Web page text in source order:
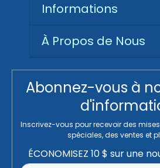
Informations
À Propos de Nous
Abonnez-vous à
Inscrivez-vous pour recevoir des
spéciales, des ventes et